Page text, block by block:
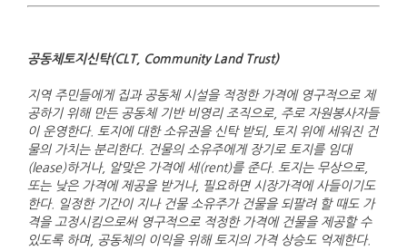
공동체토지신탁(CLT, Community Land Trust)
지역 주민들에게 집과 공동체 시설을 적정한 가격에 영구적으로 제
공하기 위해 만든 공동체 기반 비영리 조직으로, 주로 자원봉사자들
이 운영한다. 토지에 대한 소유권을 신탁 받되, 토지 위에 세워진 건
물의 가치는 분리한다. 건물의 소유주에게 장기로 토지를 임대
(lease)하거나, 알맞은 가격에 세(rent)를 준다. 토지는 무상으로,
또는 낮은 가격에 제공을 받거나, 필요하면 시장가격에 사들이기도
한다. 일정한 기간이 지나 건물 소유주가 건물을 되팔려 할 때도 가
격을 고정시킴으로써 영구적으로 적정한 가격에 건물을 제공할 수
있도록 하며, 공동체의 이익을 위해 토지의 가격 상승도 억제한다.